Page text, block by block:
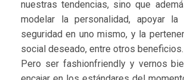
nuestras tendencias, sino que
modelar la personalidad, apoyar la
seguridad en uno mismo, y la
social deseado, entre otros beneficios.
Pero ser fashionfriendly y vernos